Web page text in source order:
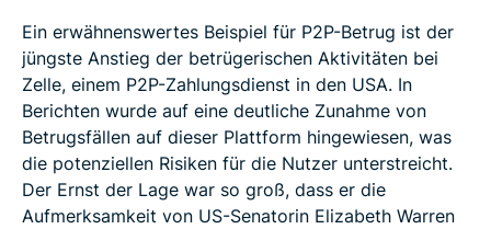
Ein erwähnenswertes Beispiel für P2P-Betrug ist der
jüngste Anstieg der betrügerischen Aktivitäten bei
Zelle, einem P2P-Zahlungsdienst in den USA. In
Berichten wurde auf eine deutliche Zunahme von
Betrugsfällen auf dieser Plattform hingewiesen, was
die potenziellen Risiken für die Nutzer unterstreicht.
Der Ernst der Lage war so groß, dass er die
Aufmerksamkeit von US-Senatorin Elizabeth Warren